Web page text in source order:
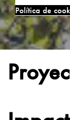
Política de